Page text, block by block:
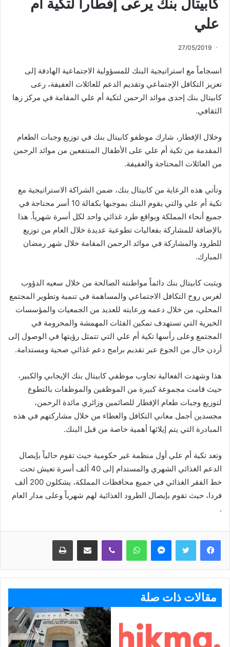
كابيتال بنك يرعى إفطاراً لتكية أم
علي
27/05/2019
انسجاماً مع استراتيجية البنك للمسؤولية الاجتماعية الهادفة إلى
تعزيز التكافل الإجتماعي وتقديم الدعم للعائلات العفيفة، رعى
كابيتال بنك إحدى موائد الرحمن لتكية أم علي المقامة في مركز زها
الثقافي.
وخلال الإفطار، شارك موظفو كابيتال بنك في توزيع وجبات الطعام
المقدمة من تكية أم علي على الأطفال المنتفعين من موائد الرحمن
من العائلات المحتاجة والعفيفة.
وتأتي هذه الرعاية من كابيتال بنك، ضمن الشراكة الاستراتيجية مع
تكية أم علي والتي يقوم البنك بموجبها بكفالة 10 أسر محتاجة في
جميع أنحاء المملكة وبواقع طرد غذائي واحد لكل أسرة شهرياً. هذا
بالإضافة للمشاركة بفعاليات تطوعية عديدة خلال العام من توزيع
للطرود والمشاركة في موائد الرحمن المقامة خلال شهر رمضان
المبارك.
ويثبت كابيتال بنك دائماً مواطنته الصالحة من خلال سعيه الدؤوب
لغرس روح التكافل الاجتماعي والمساهمة في تنمية وتطوير المجتمع
المحلي، من خلال دعمه ورعايته للعديد من الجمعيات والمؤسسات
الخيرية التي تستهدف تمكين الفئات المهمشة والمحرومة في
المجتمع وعلى رأسها تكية أم علي التي تتمثل رؤيتها في الوصول إلى
أردن خال من الجوع عبر تقديم برامج دعم غذائي صحية ومستدامة.
هذا وشهدت الفعالية تجاوب موظفي كابيتال بنك الإيجابي والكبير،
حيث قامت مجموعة كبيرة من الموظفين والموظفات بالتطوع
لتوزيع وجبات طعام الإفطار للصائمين وزائري مائدة الرحمن،
مجسدين أجمل معاني التكافل والعطاء من خلال مشاركتهم في هذه
المبادرة التي يتم إيلائها أهمية خاصة من قبل البنك.
وتعد تكية أم علي أول منظمة غير حكومية حيث تقوم حالياً بإيصال
الدعم الغذائي الشهري والمستدام إلى 40 ألف أسرة تعيش تحت
خط الفقر الغذائي في جميع محافظات المملكة، يشكلون 200 ألف
فردا، حيث تقوم بإيصال الطرود الغذائية لهم شهرياً وعلى مدار العام
.
ماسنجر واتساب ڤايبر مشاركة عبر البريد طباعة
مقالات ذات صلة